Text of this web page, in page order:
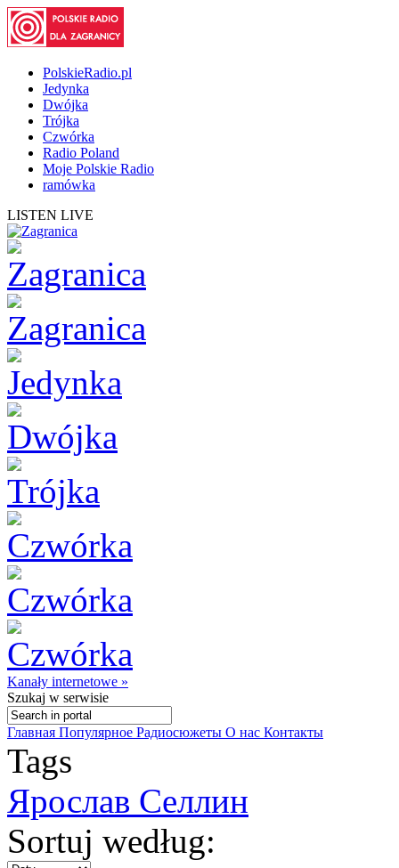
PolskieRadio.pl
Jedynka
Dwójka
Trójka
Czwórka
Radio Poland
Moje Polskie Radio
ramówka
LISTEN LIVE
Kanały internetowe »
Szukaj w serwisie
Главная Популярное Радиосюжеты О нас Контакты
Tags
Ярослав Селлин
Sortuj według: